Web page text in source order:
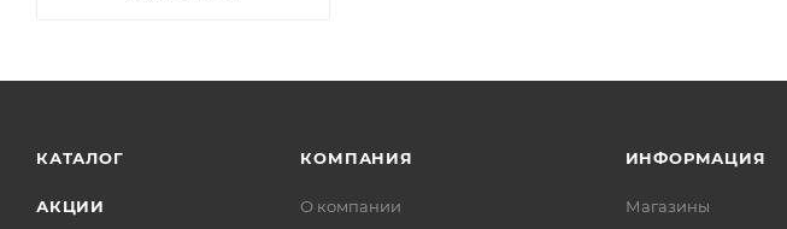
КАТАЛОГ
АКЦИИ
КОМПАНИЯ
О компании
ИНФОРМАЦИЯ
Магазины